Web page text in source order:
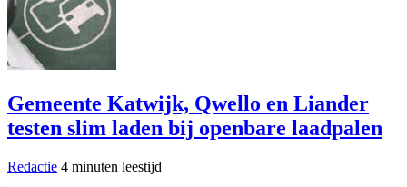
Gemeente Katwijk, Qwello en Liander
testen slim laden bij openbare laadpalen
Redactie 4 minuten leestijd